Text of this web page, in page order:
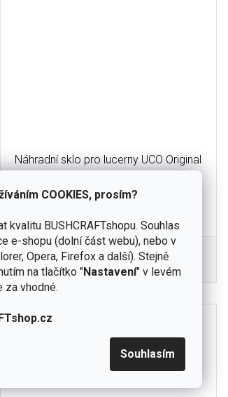
COOKIES, prosím?
kvalitu BUSHCRAFTshopu. Souhlas
e-shopu (dolní část webu), nebo v
Opera, Firefox a další). Stejně
na tlačítko "Nastavení" v levém
za vhodné.
Souhlasím
Náhradní sklo pro lucerny UCO Original
Candle Lantern™
190 Kč
Do košíku
výprodej %